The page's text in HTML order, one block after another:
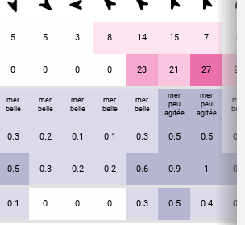
5 5 3 8 14 15 7 3
0 0 0 0 23 21 27 21
mer
belle
mer
belle
mer
belle
mer
belle
mer
belle
mer
peu
agitée
mer
peu
agitée
mer
0.3 0.2 0.1 0.1 0.3 0.5 0.5 0.4
0.5 0.3 0.2 0.2 0.6 0.9 1 0.7
0.1 0 0 0 0.3 0.5 0.4 0.1